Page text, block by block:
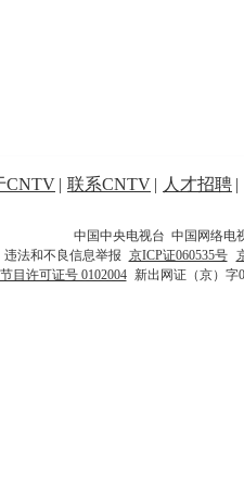
CNTV | 联系CNTV | 人才招聘 |
中国中央电视台 中国网络电
违法和不良信息举报 京ICP证060535号
目许可证号 0102004 新出网证（京）